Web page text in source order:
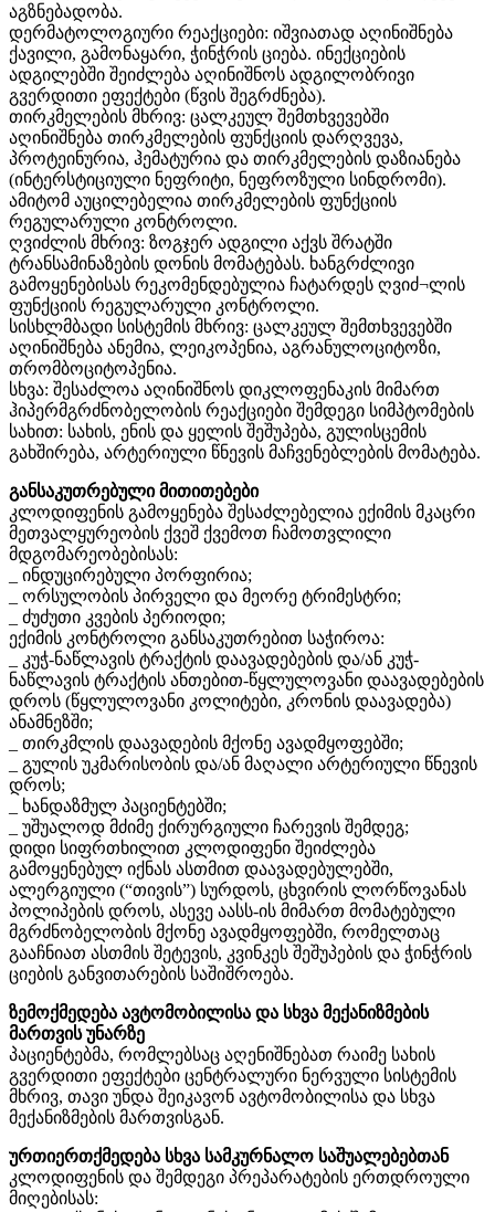
აგზნებადობა.
დერმატოლოგიური რეაქციები: იშვიათად აღინიშნება
ქავილი, გამონაყარი, ჭინჭრის ციება. ინექციების
ადგილებში შეიძლება აღინიშნოს ადგილობრივი
გვერდითი ეფექტები (წვის შეგრძნება).
თირკმელების მხრივ: ცალკეულ შემთხვევებში
აღინიშნება თირკმელების ფუნქციის დარღვევა,
პროტეინურია, ჰემატურია და თირკმელების დაზიანება
(ინტერსტიციული ნეფრიტი, ნეფროზული სინდრომი).
ამიტომ აუცილებელია თირკმელების ფუნქციის
რეგულარული კონტროლი.
ღვიძლის მხრივ: ზოგჯერ ადგილი აქვს შრატში
ტრანსამინაზების დონის მომატებას. ხანგრძლივი
გამოყენებისას რეკომენდებულია ჩატარდეს ღვიძ¬ლის
ფუნქციის რეგულარული კონტროლი.
სისხლმბადი სისტემის მხრივ: ცალკეულ შემთხვევებში
აღინიშნება ანემია, ლეიკოპენია, აგრანულოციტოზი,
თრომბოციტოპენია.
სხვა: შესაძლოა აღინიშნოს დიკლოფენაკის მიმართ
ჰიპერმგრძნობელობის რეაქციები შემდეგი სიმპტომების
სახით: სახის, ენის და ყელის შეშუპება, გულისცემის
გახშირება, არტერიული წნევის მაჩვენებლების მომატება.
განსაკუთრებული მითითებები
კლოდიფენის გამოყენება შესაძლებელია ექიმის მკაცრი
მეთვალყურეობის ქვეშ ქვემოთ ჩამოთვლილი
მდგომარეობებისას:
_ ინდუცირებული პორფირია;
_ ორსულობის პირველი და მეორე ტრიმესტრი;
_ ძუძუთი კვების პერიოდი;
ექიმის კონტროლი განსაკუთრებით საჭიროა:
_ კუჭ-ნაწლავის ტრაქტის დაავადებების და/ან კუჭ-
ნაწლავის ტრაქტის ანთებით-წყლულოვანი დაავადებების
დროს (წყლულოვანი კოლიტები, კრონის დაავადება)
ანამნეზში;
_ თირკმლის დაავადების მქონე ავადმყოფებში;
_ გულის უკმარისობის და/ან მაღალი არტერიული წნევის
დროს;
_ ხანდაზმულ პაციენტებში;
_ უშუალოდ მძიმე ქირურგიული ჩარევის შემდეგ;
დიდი სიფრთხილით კლოდიფენი შეიძლება
გამოყენებულ იქნას ასთმით დაავადებულებში,
ალერგიული (“თივის”) სურდოს, ცხვირის ლორწოვანას
პოლიპების დროს, ასევე აასს-ის მიმართ მომატებული
მგრძნობელობის მქონე ავადმყოფებში, რომელთაც
გააჩნიათ ასთმის შეტევის, კვინკეს შეშუპების და ჭინჭრის
ციების განვითარების საშიშროება.
ზემოქმედება ავტომობილისა და სხვა მექანიზმების
მართვის უნარზე
პაციენტებმა, რომლებსაც აღენიშნებათ რაიმე სახის
გვერდითი ეფექტები ცენტრალური ნერვული სისტემის
მხრივ, თავი უნდა შეიკავონ ავტომობილისა და სხვა
მექანიზმების მართვისგან.
ურთიერთქმედება სხვა სამკურნალო საშუალებებთან
კლოდიფენის და შემდეგი პრეპარატების ერთდროული
მიღებისას: